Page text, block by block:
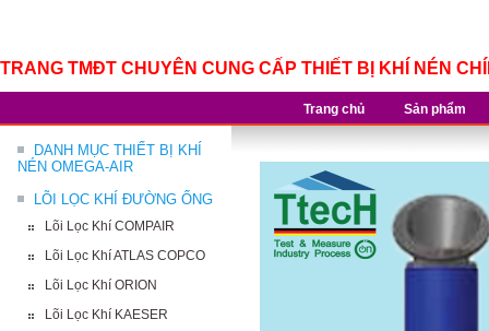
TRANG TMĐT CHUYÊN CUNG CẤP THIẾT BỊ KHÍ NÉN
Trang chủ Sản phẩm
DANH MỤC THIẾT BỊ KHÍ
NÉN OMEGA-AIR
LÕI LỌC KHÍ ĐƯỜNG ỐNG
Lõi Lọc Khí COMPAIR
Lõi Lọc Khí ATLAS COPCO
Lõi Lọc Khí ORION
Lõi Lọc Khí KAESER